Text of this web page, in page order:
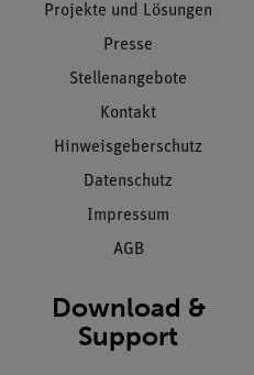
Projekte und Lösungen
Presse
Stellenangebote
Kontakt
Hinweisgeberschutz
Datenschutz
Impressum
AGB
Download &
Support